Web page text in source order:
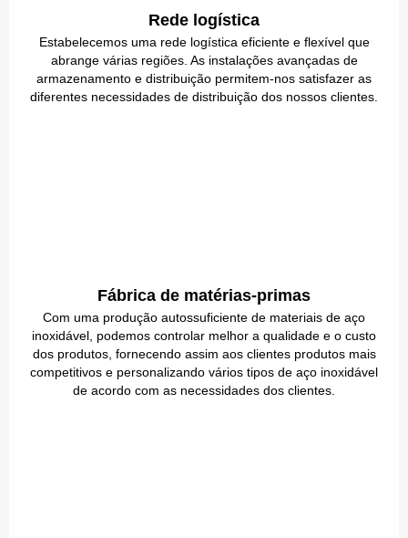
Rede logística
Estabelecemos uma rede logística eficiente e flexível que
abrange várias regiões. As instalações avançadas de
armazenamento e distribuição permitem-nos satisfazer as
diferentes necessidades de distribuição dos nossos clientes.
Fábrica de matérias-primas
Com uma produção autossuficiente de materiais de aço
inoxidável, podemos controlar melhor a qualidade e o custo
dos produtos, fornecendo assim aos clientes produtos mais
competitivos e personalizando vários tipos de aço inoxidável
de acordo com as necessidades dos clientes.